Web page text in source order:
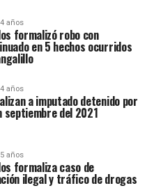
años
formalizó robo con
en 5 hechos ocurridos
años
a imputado detenido por
septiembre del 2021
años
formaliza caso de
ilegal y tráfico de drogas